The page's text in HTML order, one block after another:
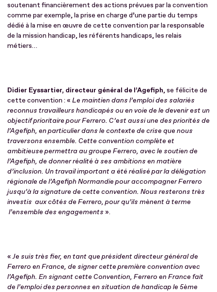
soutenant financièrement des actions prévues par la convention
comme par exemple, la prise en charge d’une partie du temps
dédié à la mise en œuvre de cette convention par la responsable
de la mission handicap, les référents handicaps, les relais
métiers…
Didier Eyssartier, directeur général de l’Agefiph, se félicite de
cette convention : « Le maintien dans l’emploi des salariés
reconnus travailleurs handicapés ou en voie de le devenir est un
objectif prioritaire pour Ferrero. C’est aussi une des priorités de
l’Agefiph, en particulier dans le contexte de crise que nous
traversons ensemble. Cette convention complète et
ambitieuse permettra au groupe Ferrero, avec le soutien de
l’Agefiph, de donner réalité à ses ambitions en matière
d’inclusion. Un travail important a été réalisé par la délégation
régionale de l’Agefiph Normandie pour accompagner Ferrero
jusqu’à la signature de cette convention. Nous resterons très
investis aux côtés de Ferrero, pour qu’ils mènent à terme
l’ensemble des engagements ».
«Je suis très fier, en tant que président directeur général de
Ferrero en France, de signer cette première convention avec
l’Agefiph. En signant cette Convention, Ferrero en France fait
de l’emploi des personnes en situation de handicap le 5ème